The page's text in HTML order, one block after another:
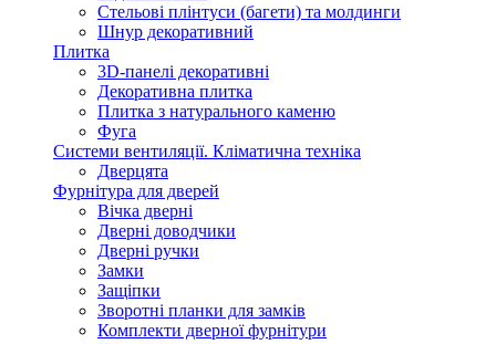
Стельові плінтуси (багети) та молдинги
Шнур декоративний
Плитка
3D-панелі декоративні
Декоративна плитка
Плитка з натурального каменю
Фуга
Системи вентиляції. Кліматична техніка
Дверцята
Фурнітура для дверей
Вічка дверні
Дверні доводчики
Дверні ручки
Замки
Защіпки
Зворотні планки для замків
Комплекти дверної фурнітури